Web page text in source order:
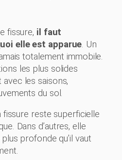
fissure, il faut
elle est apparue. Un
totalement immobile.
les plus solides
les saisons,
du sol.
fissure reste superficielle
Dans d’autres, elle
profonde qu’il vaut